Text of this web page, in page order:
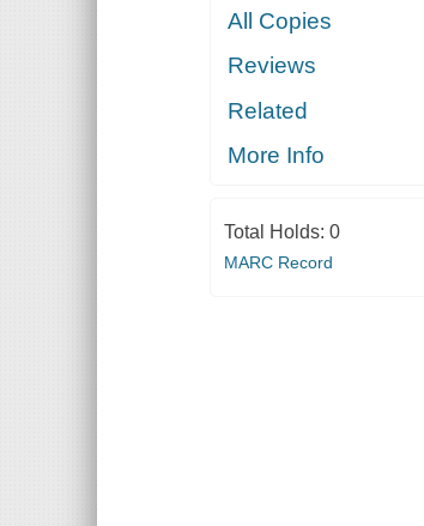
All Copies
Reviews
Related
More Info
Total Holds: 0
MARC Record